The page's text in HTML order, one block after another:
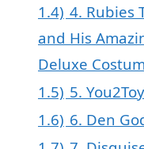
1.4) 4. Rubies
and His
Deluxe
1.5) 5.
1.6) 6. Den